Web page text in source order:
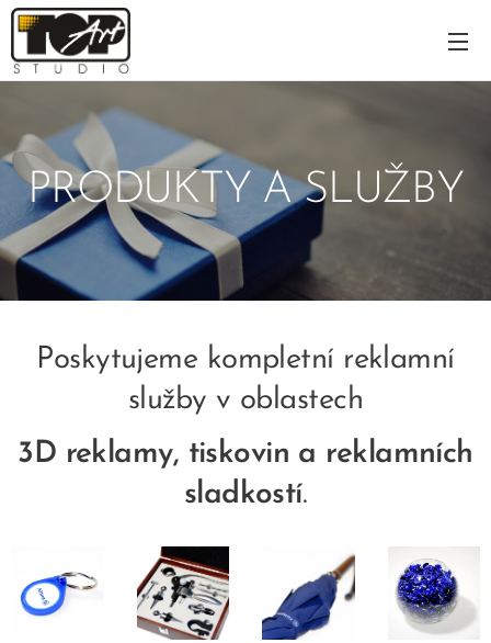
PRODUKTY A SLUŽBY
Poskytujeme kompletní reklamní
služby v oblastech
3D reklamy, tiskovin a reklamních
sladkostí.